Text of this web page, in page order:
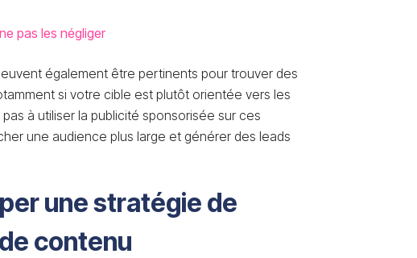
pas les négliger
également être pertinents pour trouver des
si votre cible est plutôt orientée vers les
à utiliser la publicité sponsorisée sur ces
une audience plus large et générer des leads
une stratégie de
contenu